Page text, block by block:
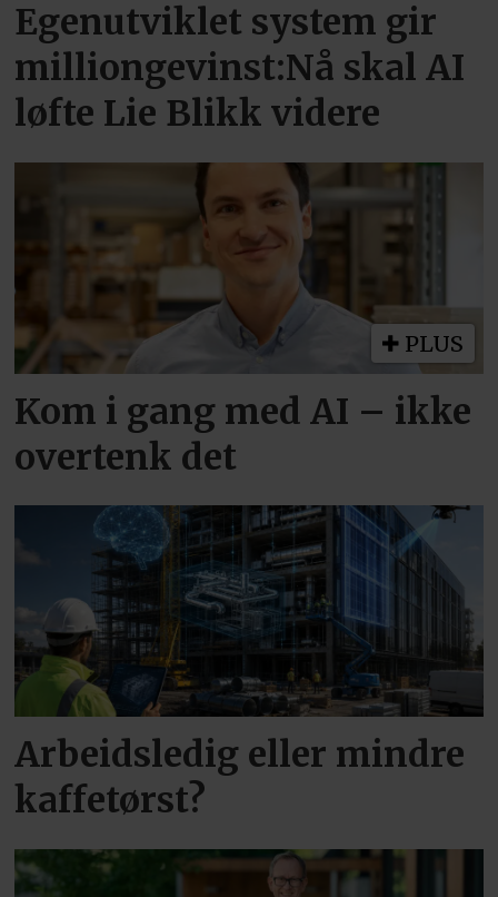
Egenutviklet system gir
milliongevinst:Nå skal AI
løfte Lie Blikk videre
PLUS
Kom i gang med AI – ikke
overtenk det
Arbeidsledig eller mindre
kaffetørst?